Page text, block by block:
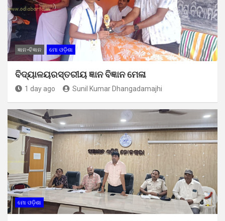
ଜ୍ଞାନ-ବିଜ୍ଞାନ ମୋ ଓଡ଼ିଶା
ବିଦ୍ୟାଳୟରସ୍ତରୀୟ ଜ୍ଞାନ ବିଜ୍ଞାନ ମେଳା
1 day ago Sunil Kumar Dhangadamajhi
ମୋ ଓଡ଼ିଶା